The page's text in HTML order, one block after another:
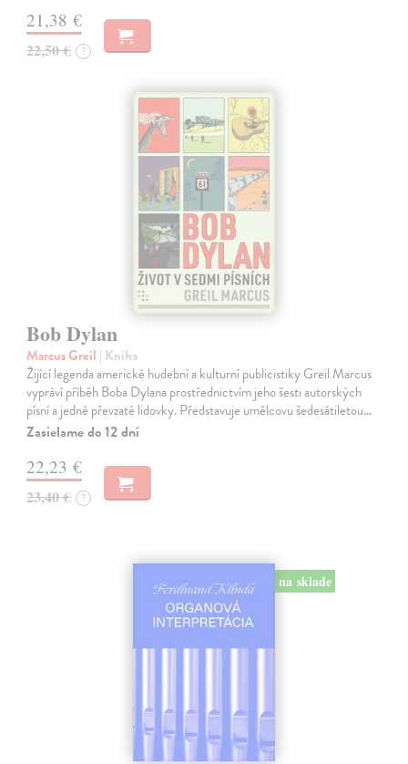
21,38 €
22,50 € ?
Bob Dylan
Marcus Greil | Kniha
Žijící legenda americké hudební a kulturní publicistiky Greil Marcus
vypráví příběh Boba Dylana prostřednictvím jeho šesti autorských
písní a jedné převzaté lidovky. Představuje umělcovu šedesátiletou…
Zasielame do 12 dní
22,23 €
23,40 € ?
na sklade